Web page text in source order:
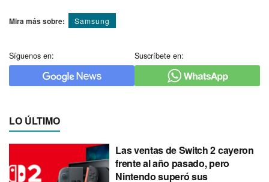
Mira más sobre: Samsung
Síguenos en: Suscríbete en:
LO ÚLTIMO
Las ventas de Switch 2 cayeron
frente al año pasado, pero
Nintendo superó sus